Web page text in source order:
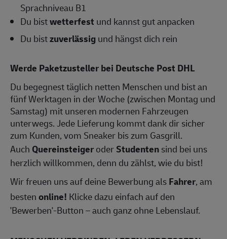
Sprachniveau B1
Du bistwetterfest und kannst gut anpacken
Du bistzuverlässigund hängst dich rein
Werde Paketzusteller bei Deutsche Post DHL
Du begegnest täglich netten Menschen und bist an
fünf Werktagen in der Woche (zwischen Montag und
Samstag) mit unseren modernen Fahrzeugen
unterwegs. Jede Lieferung kommt dank dir sicher
zum Kunden, vom Sneaker bis zum Gasgrill.
Auch QuereinsteigeroderStudentensind bei uns
herzlich willkommen, denn du zählst, wie du bist!
Wir freuen uns auf deine Bewerbung alsFahrer, am
bestenonline! Klicke dazu einfach auf den
'Bewerben'-Button – auch ganz ohne Lebenslauf.